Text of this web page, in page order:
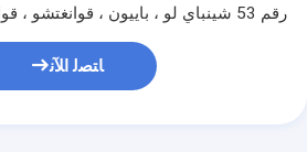
رقم 53 شينباي لو ، باييون ، قوانغتشو ، قوانغدونغ ، الصين
ﺎﺘﺼﻟ ﺍﻶﻧ